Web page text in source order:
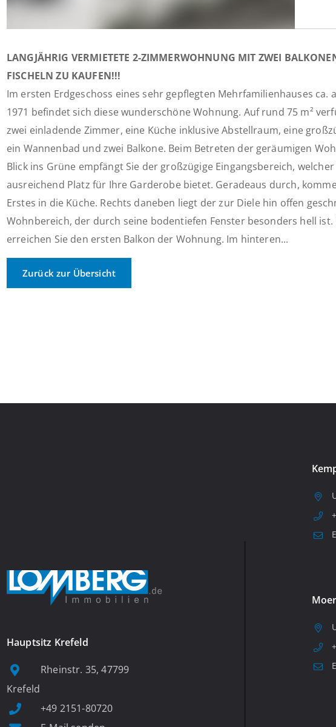
LANGJÄHRIG VERMIETETE 2-ZIMMERWOHNUNG MIT ZWEI
FISCHELN ZU KAUFEN!!!
Im ersten Erdgeschoss eines sehr gepflegten Mehrfamilienhauses ca.
1971 befindet sich diese wunderschöne Wohnung. Auf rund 75 m²
zwei einladende Zimmer, eine Küche inklusive Abstellraum, eine
ein Wannenbad und zwei Balkone. Beim Betreten der geräumigen
Blick ins Grüne empfängt Sie der großzügige Eingangsbereich,
ausreichend Platz für Ihre Garderobe bietet. Geradeaus durch,
Erstes in die Küche. Rechts daneben liegt der zur Diele hin offen
Wohnbereich, der durch seine bodentiefen Fenster besonders hell ist.
erreichen Sie den ersten Balkon der Wohnung. Im hinteren...
Zurück zur Übersicht
Hauptsitz Krefeld
Rheinstr. 35, 47799
Krefeld
+49 2151-80720